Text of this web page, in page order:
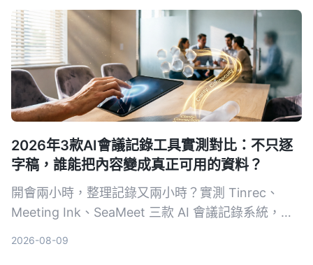
項，把時間留給更重要的事。
2026年3款AI會議記錄工具實測對比：不只逐
字稿，誰能把內容變成真正可用的資料？
開會兩小時，整理記錄又兩小時？實測 Tinrec、
Meeting Ink、SeaMeet 三款 AI 會議記錄系統，從
2026-08-09